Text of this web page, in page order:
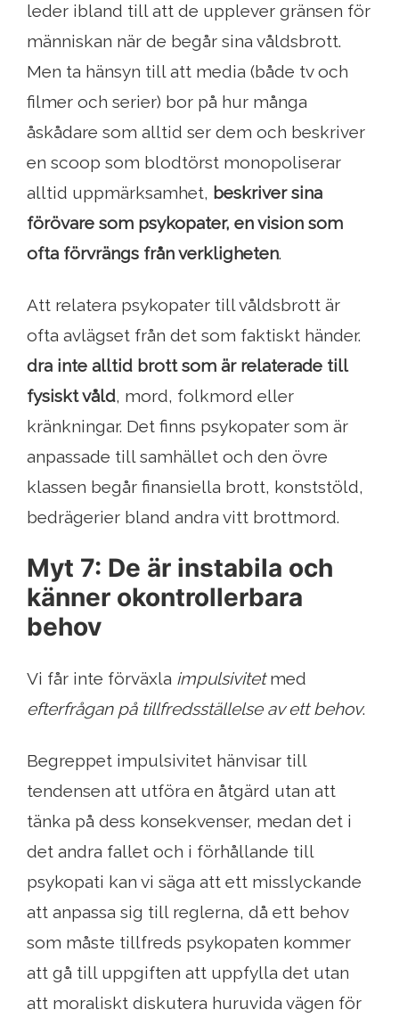
leder ibland till att de upplever gränsen för
människan när de begår sina våldsbrott.
Men ta hänsyn till att media (både tv och
filmer och serier) bor på hur många
åskådare som alltid ser dem och beskriver
en scoop som blodtörst monopoliserar
alltid uppmärksamhet, beskriver sina
förövare som psykopater, en vision som
ofta förvrängs från verkligheten.
Att relatera psykopater till våldsbrott är
ofta avlägset från det som faktiskt händer.
dra inte alltid brott som är relaterade till
fysiskt våld, mord, folkmord eller
kränkningar. Det finns psykopater som är
anpassade till samhället och den övre
klassen begår finansiella brott, konststöld,
bedrägerier bland andra vitt brottmord.
Myt 7: De är instabila och
känner okontrollerbara
behov
Vi får inte förväxla impulsivitetmed
efterfrågan på tillfredsställelse av ett behov.
Begreppet impulsivitet hänvisar till
tendensen att utföra en åtgärd utan att
tänka på dess konsekvenser, medan det i
det andra fallet och i förhållande till
psykopati kan vi säga att ett misslyckande
att anpassa sig till reglerna, då ett behov
som måste tillfreds psykopaten kommer
att gå till uppgiften att uppfylla det utan
att moraliskt diskutera huruvida vägen för